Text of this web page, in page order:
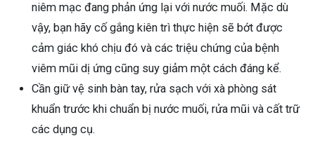
niêm mạc đang phản ứng lại với nước muối. Mặc dù
vậy, bạn hãy cố gắng kiên trì thực hiện sẽ bớt được
cảm giác khó chịu đó và các triệu chứng của bệnh
viêm mũi dị ứng cũng suy giảm một cách đáng kể.
Cần giữ vệ sinh bàn tay, rửa sạch với xà phòng sát
khuẩn trước khi chuẩn bị nước muối, rửa mũi và cất trữ
các dụng cụ.